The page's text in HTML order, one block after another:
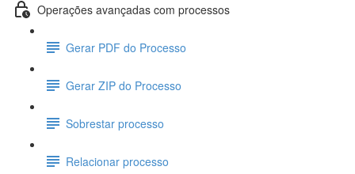
Operações avançadas com processos
Gerar PDF do Processo
Gerar ZIP do Processo
Sobrestar processo
Relacionar processo